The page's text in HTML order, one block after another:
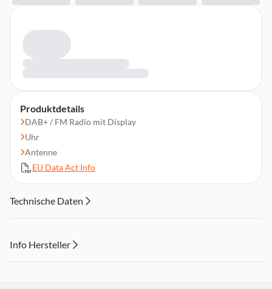
Produktdetails
DAB+ / FM Radio mit Display
Uhr
Antenne
EU Data Act Info
Technische Daten
Info Hersteller